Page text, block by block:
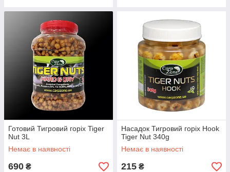
Готовий Тигровий горіх Tiger
Nut 3L
Немає в наявності
690 ₴
Насадок Тигровий горіх Hook
Tiger Nut 340g
Немає в наявності
215 ₴